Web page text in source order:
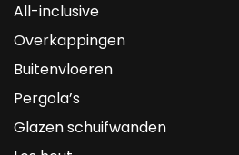
All-inclusive
Overkappingen
Buitenvloeren
Pergola’s
Glazen schuifwanden